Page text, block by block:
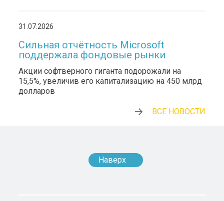
31.07.2026
Сильная отчётность Microsoft
поддержала фондовые рынки
Акции софтверного гиганта подорожали на
15,5%, увеличив его капитализацию на 450 млрд
долларов
ВСЕ НОВОСТИ
Наверх